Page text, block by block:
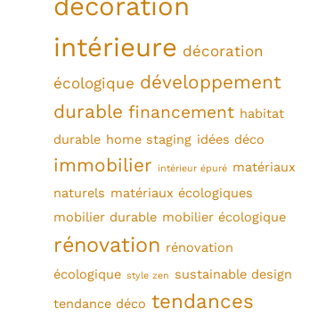
intérieure décoration
écologique développement
durable financement habitat
durable home staging idées déco
immobilier intérieur épuré matériaux
naturels matériaux écologiques
mobilier durable mobilier écologique
rénovation rénovation
écologique style zen sustainable design
tendance déco tendances